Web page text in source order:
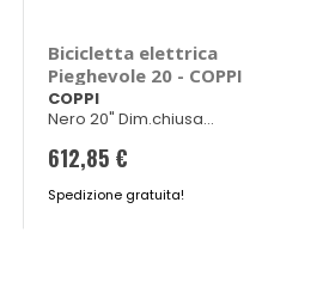
Bicicletta elettrica
Pieghevole 20 - COPPI
COPPI
Nero 20" Dim.chiusa
612,85 €
Spedizione gratuita!